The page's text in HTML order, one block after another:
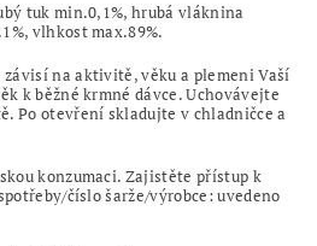
tuk min.0,1%, hrubá vláknina
vlhkost max.89%.
na aktivitě, věku a plemeni Vaší
k běžné krmné dávce. Uchovávejte
Po otevření skladujte v chladničce a
konzumaci. Zajistěte přístup k
číslo šarže/výrobce: uvedeno